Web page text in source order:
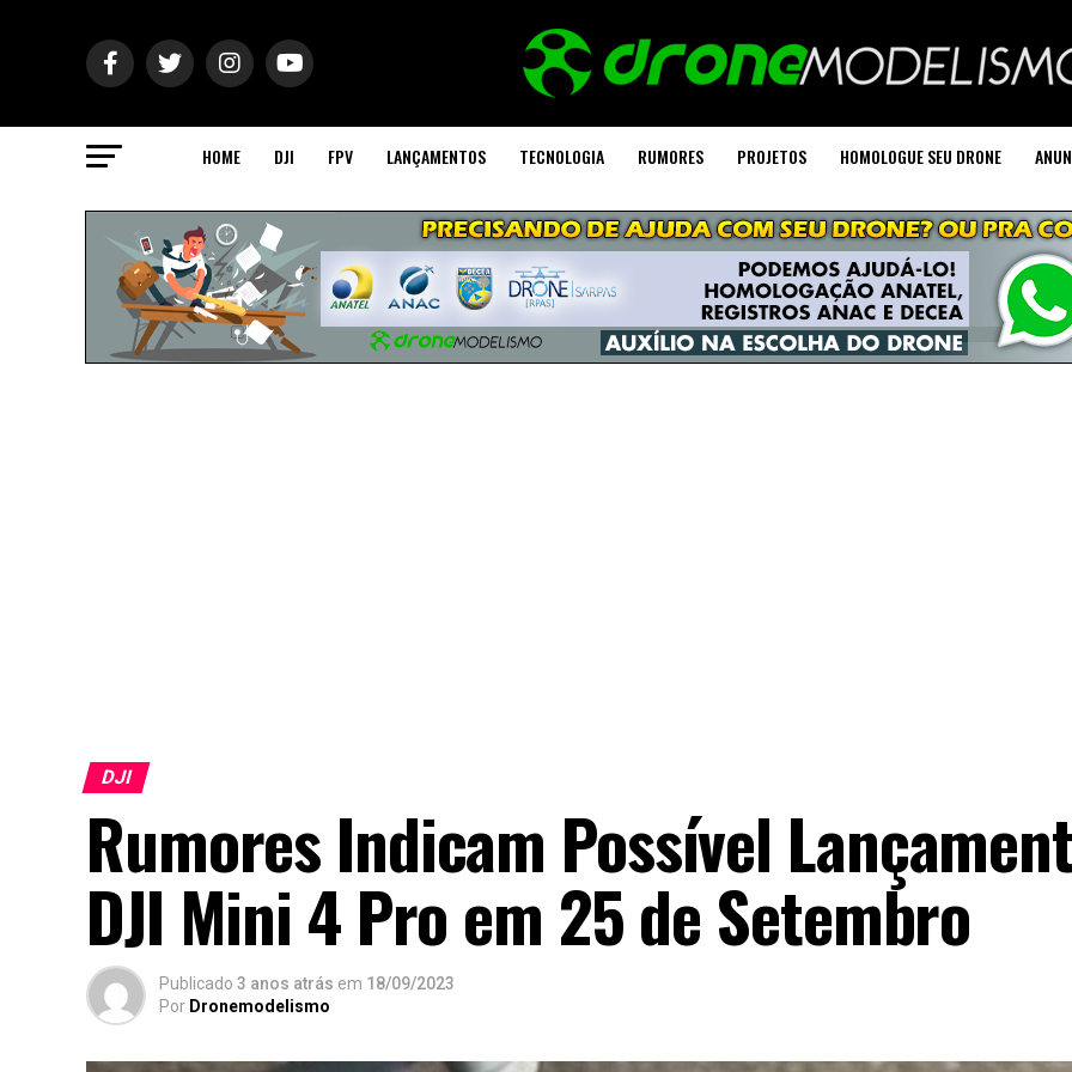
HOME DJI FPV LANÇAMENTOS TECNOLOGIA RUMORES PROJETOS HOMOLOGUE SEU DRONE
DJI
Rumores Indicam Possível
DJI Mini 4 Pro em 25 de Setembro
Publicado 3 anos atrás em 18/09/2023
Por Dronemodelismo